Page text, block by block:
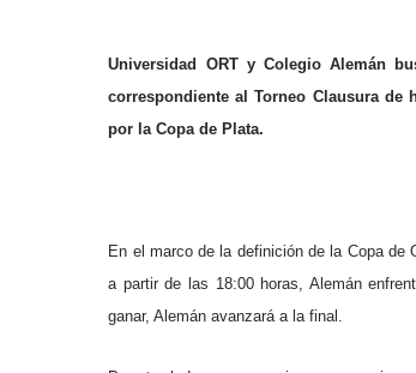
Universidad ORT y Colegio Alemán
correspondiente al Torneo Clausura de
por la Copa de Plata.
En el marco de la definición de la Copa
a partir de las 18:00 horas, Alemán
ganar, Alemán avanzará a la final.